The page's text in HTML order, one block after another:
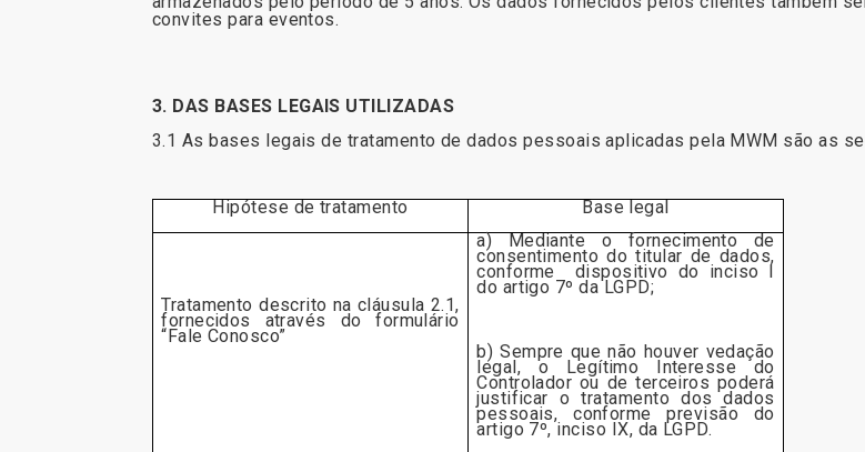
convites para eventos.
3. DAS BASES LEGAIS UTILIZADAS
3.1 As bases legais de tratamento de dados pessoais aplicadas pela MWM são as
Hipótese de tratamento Base legal
Tratamento descrito na cláusula 2.1,
fornecidos através do formulário
“Fale Conosco”
a) Mediante o fornecimento de
consentimento do titular de dados,
conforme dispositivo do inciso I
do artigo 7º da LGPD;
b) Sempre que não houver vedação
legal, o Legítimo Interesse do
Controlador ou de terceiros poderá
justificar o tratamento dos dados
pessoais, conforme previsão do
artigo 7º, inciso IX, da LGPD.